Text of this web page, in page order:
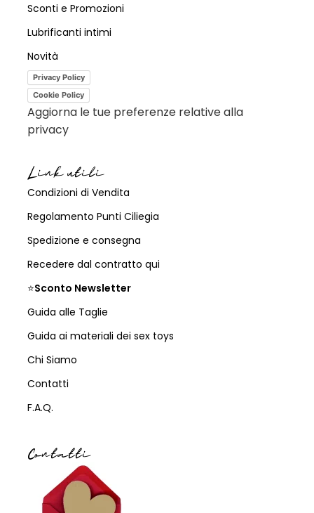
Sconti e Promozioni
Lubrificanti intimi
Novità
Privacy Policy
Cookie Policy
Aggiorna le tue preferenze relative alla
privacy
Link utili
Condizioni di Vendita
Regolamento Punti Ciliegia
Spedizione e consegna
Recedere dal contratto qui
⭐Sconto Newsletter
Guida alle Taglie
Guida ai materiali dei sex toys
Chi Siamo
Contatti
F.A.Q.
Contatti